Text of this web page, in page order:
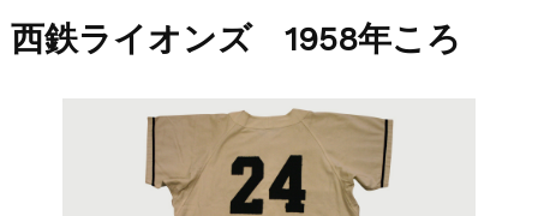
西鉄ライオンズ 1958年ころ